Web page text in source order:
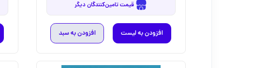
افزودن به لیست افزودن به سبد